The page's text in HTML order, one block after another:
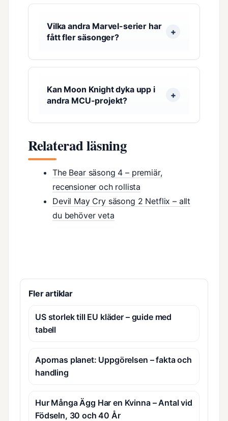
Vilka andra Marvel-serier har
fått fler säsonger?
Kan Moon Knight dyka upp i
andra MCU-projekt?
Relaterad läsning
The Bear säsong 4 – premiär,
recensioner och rollista
Devil May Cry säsong 2 Netflix – allt
du behöver veta
Fler artiklar
US storlek till EU kläder – guide med
tabell
Apornas planet: Uppgörelsen – fakta och
handling
Hur Många Ägg Har en Kvinna – Antal vid
Födseln, 30 och 40 År